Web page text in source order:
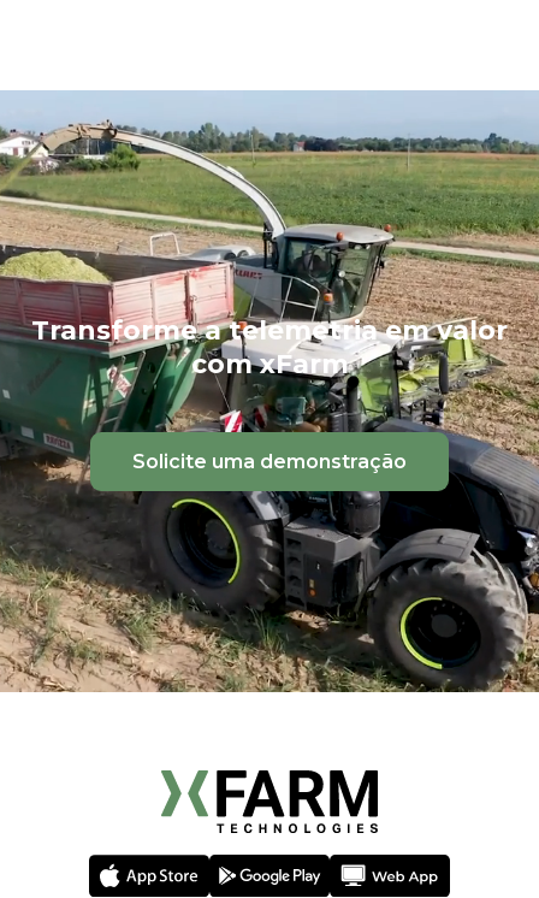
Transforme a telemetria em valor
com xFarm
Solicite uma demonstração